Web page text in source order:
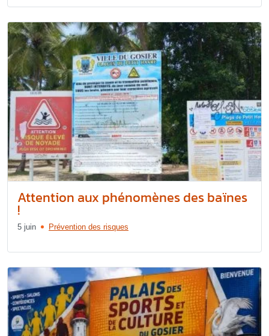
Attention aux phénomènes des baïnes
!
5 juin Prévention des risques